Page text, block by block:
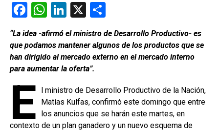
F
a
ce
b
o
o
k
W
h
at
s
A
p
p
Li
n
ke
dI
n
X
o
m
p
tir
“La idea -afirmó el ministro de Desarrollo Productivo- es
que podamos mantener algunos de los productos que se
han dirigido al mercado externo en el mercado interno
para aumentar la oferta”.
E
l ministro de Desarrollo Productivo de la Nación,
Matías Kulfas, confirmó este domingo que entre
los anuncios que se harán este martes, en
contexto de un plan ganadero y un nuevo esquema de